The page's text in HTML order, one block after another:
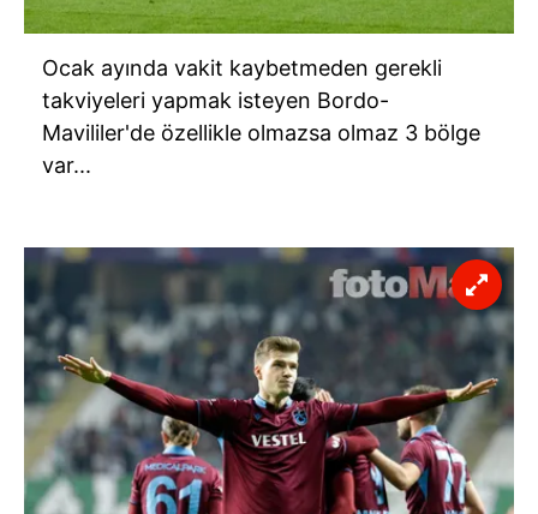
Ocak ayında vakit kaybetmeden gerekli
takviyeleri yapmak isteyen Bordo-
Mavililer'de özellikle olmazsa olmaz 3 bölge
var...